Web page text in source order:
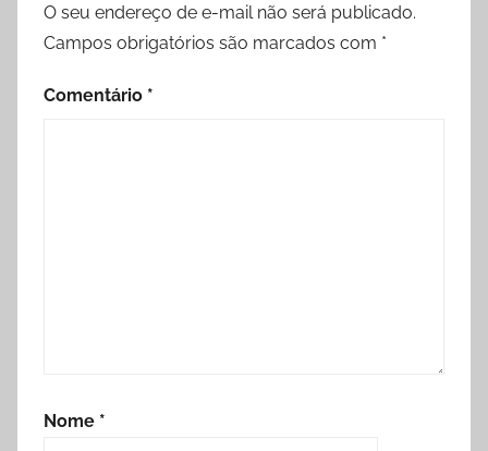
O seu endereço de e-mail não será publicado.
Campos obrigatórios são marcados com *
Comentário *
Nome *